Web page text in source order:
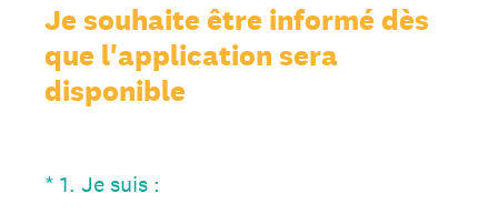
Je souhaite être informé dès
que l'application sera
disponible
* 1. Je suis :
(Obligatoire)